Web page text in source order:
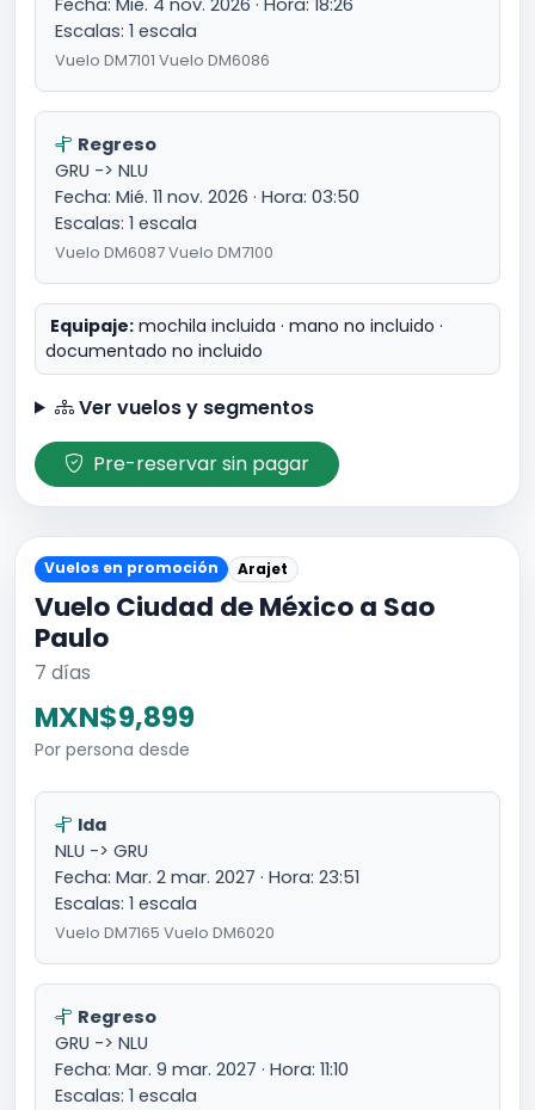
Escalas: 1 escala
Vuelo DM7101 Vuelo DM6086
Regreso
GRU -> NLU
Fecha: Mié. 11 nov. 2026 · Hora: 03:50
Escalas: 1 escala
Vuelo DM6087 Vuelo DM7100
Equipaje: mochila incluida · mano no incluido ·
documentado no incluido
Ver vuelos y segmentos
Pre-reservar sin pagar
Vuelos en promoción Arajet
Vuelo Ciudad de México a Sao
Paulo
7 días
MXN$9,899
Por persona desde
Ida
NLU -> GRU
Fecha: Mar. 2 mar. 2027 · Hora: 23:51
Escalas: 1 escala
Vuelo DM7165 Vuelo DM6020
Regreso
GRU -> NLU
Fecha: Mar. 9 mar. 2027 · Hora: 11:10
Escalas: 1 escala